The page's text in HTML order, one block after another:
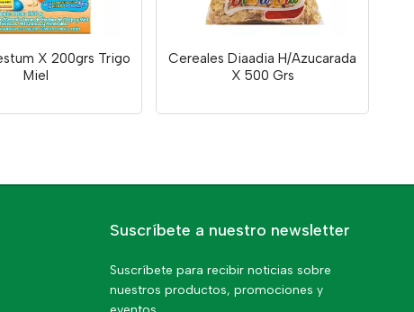
X 200grs Trigo
Miel
Cereales Diaadia H/Azucarada
X 500 Grs
Suscríbete a nuestro newsletter
Suscríbete para recibir noticias sobre
nuestros productos, promociones y